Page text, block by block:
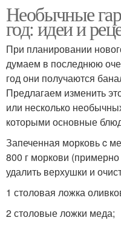
Необычные
год: идеи и
При планировании
думаем в последнюю
год они получаются
Предлагаем изменить
или несколько
которыми основные
Запеченная морковь c
800 г моркови
удалить верхушки и
1 столовая ложка
2 столовые ложки меда;